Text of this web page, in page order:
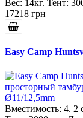
Вес: 14кг. Тент:
17218 грн
Easy Camp
Вместимость: 4. 2